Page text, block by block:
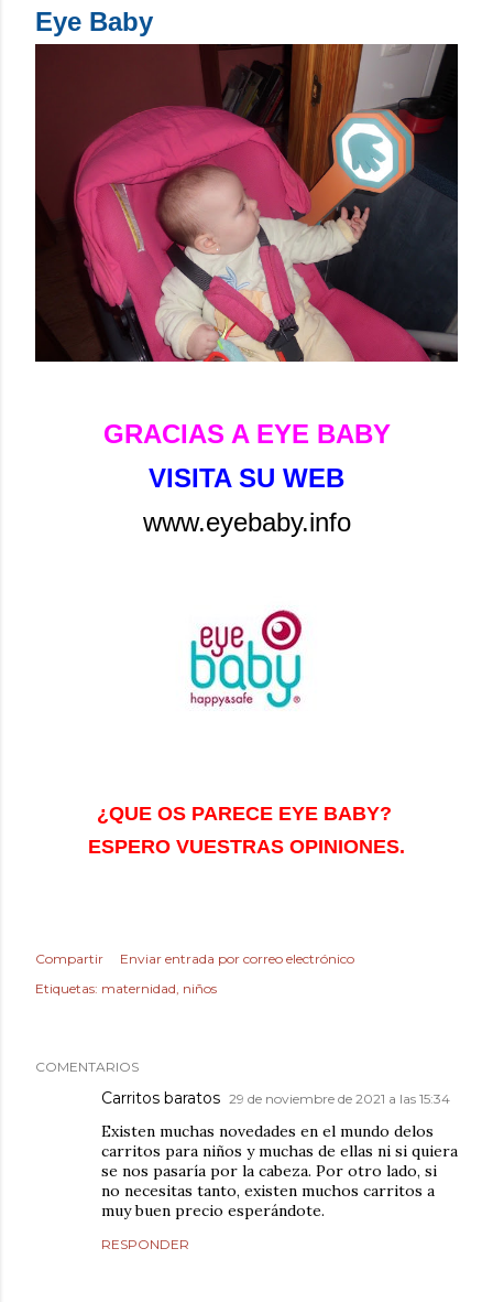
Eye Baby
GRACIAS A EYE BABY
VISITA SU WEB
www.eyebaby.info
¿QUE OS PARECE EYE BABY?
ESPERO VUESTRAS OPINIONES.
Compartir
Enviar entrada por correo electrónico
Etiquetas: maternidad niños
COMENTARIOS
Carritos baratos 29 de noviembre de 2021 a las 15:34
Existen muchas novedades en el mundo delos
carritos para niños y muchas de ellas ni si quiera
se nos pasaría por la cabeza. Por otro lado, si
no necesitas tanto, existen muchos carritos a
muy buen precio esperándote.
RESPONDER